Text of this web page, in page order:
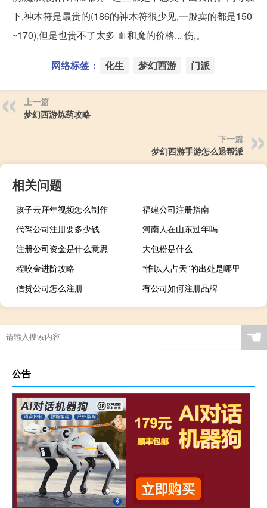
下,神木符是最贵的(186的神木符很少见,一般卖的都是150
~170),但是也贵不了太多 血和魔的价格... 伤,。
网络标签： 化生 梦幻西游 门派
上一篇
梦幻西游炼药攻略
下一篇
梦幻西游手游怎么退帮派
相关问题
孩子云拜年视频怎么制作
福建公司注册指南
代驾公司注册要多少钱
河南人在山东过年吗
注册公司资金是什么意思
大包粉是什么
程咬金进阶攻略
“惟以人占天”的出处是哪里
信贷公司怎么注册
有公司如何注册品牌
☚
公告